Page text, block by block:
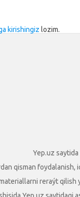
kirishingiz lozim.
Yep.uz
qisman
reraýt